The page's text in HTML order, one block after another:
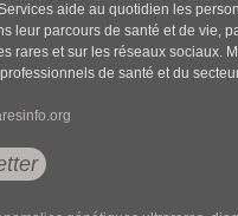
aide au quotidien les
leur parcours de santé et de vie,
rares et sur les réseaux sociaux.
de santé et du